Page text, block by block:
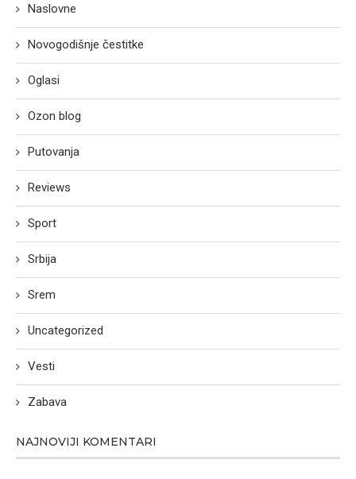
Naslovne
Novogodišnje čestitke
Oglasi
Ozon blog
Putovanja
Reviews
Sport
Srbija
Srem
Uncategorized
Vesti
Zabava
NAJNOVIJI KOMENTARI